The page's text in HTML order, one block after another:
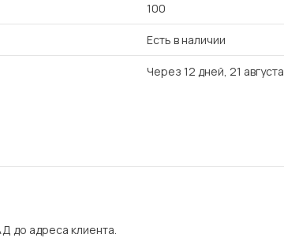
100
Есть в наличии
Через 12 дней, 21 августа
до адреса клиента.